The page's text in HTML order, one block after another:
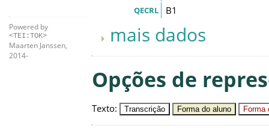
Powered by
<TEI:TOK>
Maarten Janssen,
2014-
QECRL B1
mais dados
Opções de
Texto: Transcrição Forma do aluno Forma